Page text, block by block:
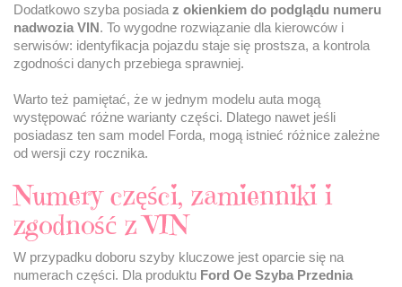
Dodatkowo szyba posiada z okienkiem do podglądu numeru
nadwozia VIN. To wygodne rozwiązanie dla kierowców i
serwisów: identyfikacja pojazdu staje się prostsza, a kontrola
zgodności danych przebiega sprawniej.
Warto też pamiętać, że w jednym modelu auta mogą
występować różne warianty części. Dlatego nawet jeśli
posiadasz ten sam model Forda, mogą istnieć różnice zależne
od wersji czy rocznika.
Numery części, zamienniki i
zgodność z VIN
W przypadku doboru szyby kluczowe jest oparcie się na
numerach części. Dla produktu Ford Oe Szyba Przednia